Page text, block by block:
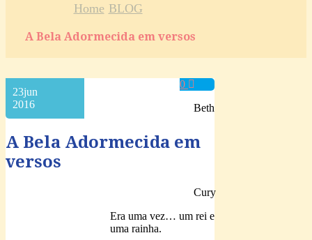
Home BLOG
A Bela Adormecida em versos
23jun
2016
0
A Bela Adormecida em
versos
Beth
Cury
Era uma vez… um rei e
uma rainha.